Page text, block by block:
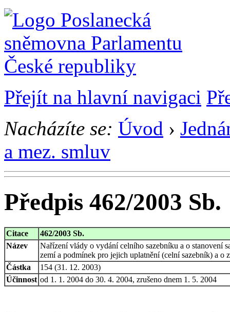
Přejít na hlavní navigaci
Nacházíte se: Úvod ›
a mez. smluv
Předpis 462/2003 Sb.
Citace
462/2003 Sb.
Název
Nařízení vlády o vydání celního sazebníku a o stanovení
zemí a podmínek pro jejich uplatnění (celní sazebník) a o
Částka
154 (31. 12. 2003)
Účinnost od 1. 1. 2004 do 30. 4. 2004, zrušeno dnem 1. 5. 2004